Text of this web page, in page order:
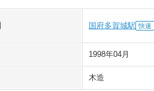
国府多賀城駅 快速
1998年04月
木造